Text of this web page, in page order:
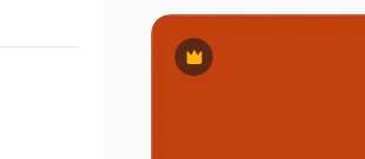
Premium